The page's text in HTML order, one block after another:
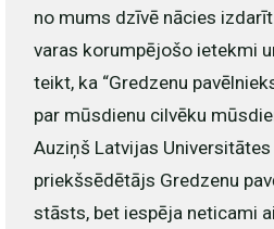
no mums dzīvē nācies
varas ­korumpējošo ietekmi
teikt, ka “Gredzenu
par mūsdienu cilvēku
Auziņš Latvijas
priekšsēdētājs Gredzenu
stāsts, bet iespēja neticami